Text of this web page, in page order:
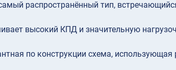
распространённый тип,
высокий КПД и значительную
по конструкции схема,